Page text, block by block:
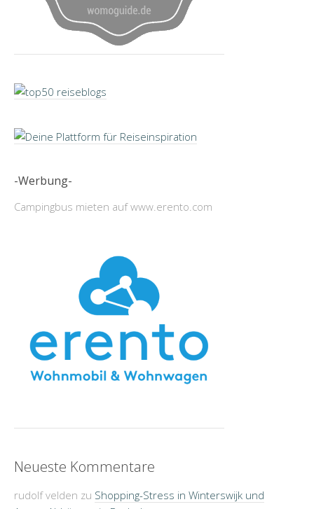
-Werbung-
Campingbus mieten auf www.erento.com
Neueste Kommentare
rudolf velden zu Shopping-Stress in Winterswijk und